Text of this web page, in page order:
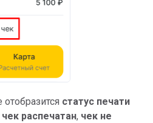
статус печати
чек распечатан, чек не